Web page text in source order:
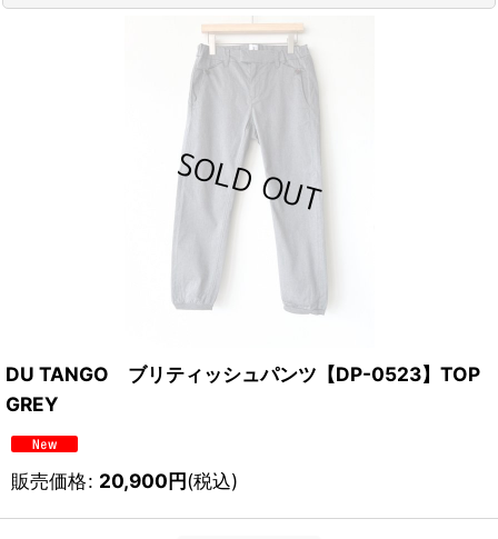
DU TANGO ブリティッシュパンツ【DP-0523】TOP
GREY
販売価格: 20,900円(税込)